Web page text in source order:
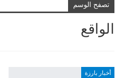
تصفح الوسم
الواقع
أخبار بارزة